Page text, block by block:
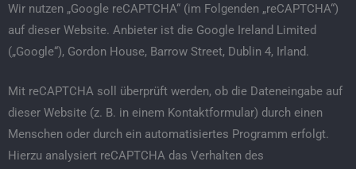
Wir nutzen „Google reCAPTCHA“ (im Folgenden „reCAPTCHA“)
auf dieser Website. Anbieter ist die Google Ireland Limited
(„Google“), Gordon House, Barrow Street, Dublin 4, Irland.
Mit reCAPTCHA soll überprüft werden, ob die Dateneingabe auf
dieser Website (z. B. in einem Kontaktformular) durch einen
Menschen oder durch ein automatisiertes Programm erfolgt.
Hierzu analysiert reCAPTCHA das Verhalten des